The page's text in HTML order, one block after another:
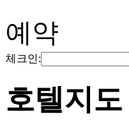
예약
체크인:
호텔지도